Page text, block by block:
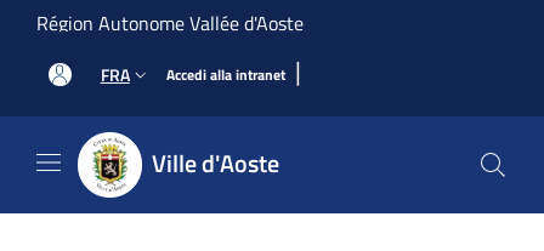
Salta al contenuto principale
Région Autonome Vallée d'Aoste
FRA Accedi alla intranet |
Ville d'Aoste